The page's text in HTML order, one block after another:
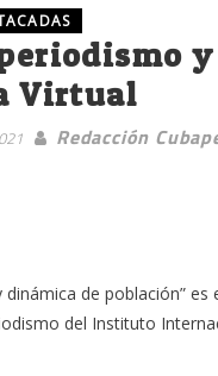
Virtual
Redacción
dinámica de población”
del Instituto